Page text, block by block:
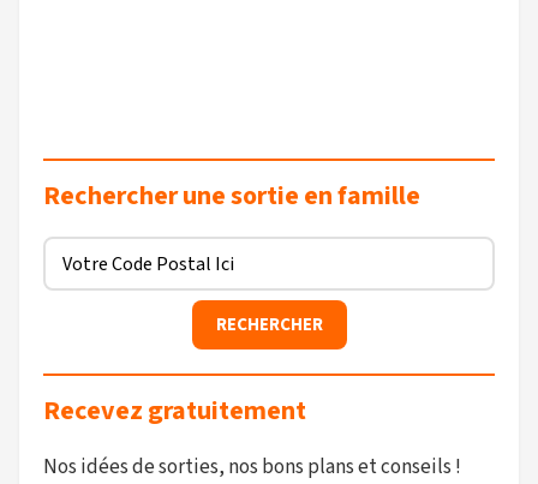
Rechercher une sortie en famille
Recevez gratuitement
Nos idées de sorties, nos bons plans et conseils !